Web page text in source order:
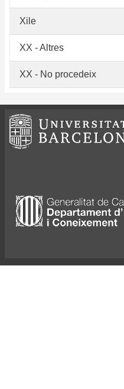
Xile
XX - Altres
XX - No procedeix